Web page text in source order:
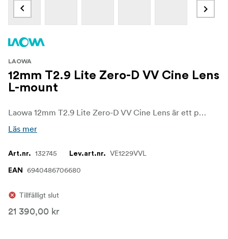
LAOWA
12mm T2.9 Lite Zero-D VV Cine Lens
L-mount
Laowa 12mm T2.9 Lite Zero-D VV Cine Lens är ett professionellt, ultravidvinkligt cineobjektiv som är särskilt utformat för filmskapare som kräver överlägsen optisk prestanda i en lätt och kompakt formfaktor. Med sin expansiva 122° bildvinkel är detta objektiv perfekt för att fånga fantastiska vidsträckta vyer, arkitektoniska detaljer och dynamiska inomhusmiljöer, vilket avsevärt förbättrar filmkvaliteten i alla produktioner.
Läs mer
Art.nr. 132745 Lev.art.nr. VE1229VVL
EAN 6940486706680
Tillfälligt slut
21 390,00 kr